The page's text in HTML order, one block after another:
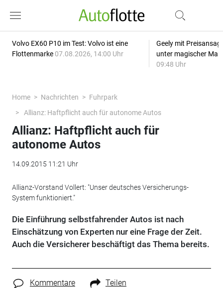
Volvo EX60 P10 im Test: Volvo ist eine
Flottenmarke 07.08.2026, 14:00 Uhr
Geely mit
unter magischer
09:48 Uhr
Home Nachrichten
Fuhrpark
Allianz: Haftpflicht auch für autonome Autos
Allianz: Haftpflicht auch für
autonome Autos
14.09.2015 11:21 Uhr
Allianz-Vorstand Vollert: "Unser deutsches Versicherungs-
System funktioniert."
Die Einführung selbstfahrender Autos ist nach
Einschätzung von Experten nur eine Frage der Zeit.
Auch die Versicherer beschäftigt das Thema bereits.
Kommentare Teilen